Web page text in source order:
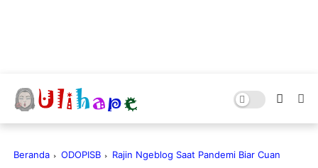
Beranda ODOPISB
Rajin Ngeblog Saat Pandemi Biar Cuan